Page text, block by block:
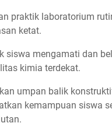
praktik laboratorium
ketat.
siswa mengamati dan
kimia terdekat.
umpan balik
kemampuan siswa